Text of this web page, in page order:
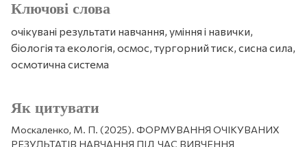
Ключові слова
очікувані результати навчання, уміння і навички,
біологія та екологія, осмос, тургорний тиск, сисна сила,
осмотична система
Як цитувати
Москаленко, М. П. (2025). ФОРМУВАННЯ ОЧІКУВАНИХ
РЕЗУЛЬТАТІВ НАВЧАННЯ ПІД ЧАС ВИВЧЕННЯ